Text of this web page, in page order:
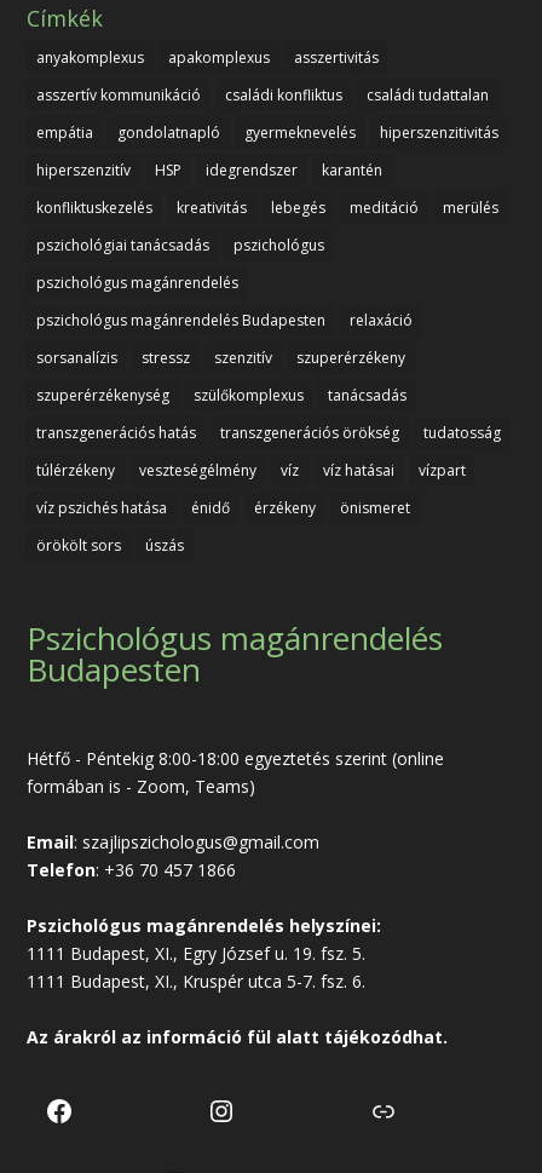
Címkék
anyakomplexus apakomplexus
asszertivitás
asszertív kommunikáció
családi konfliktus
családi tudattalan
empátia
gondolatnapló gyermeknevelés
hiperszenzitivitás
hiperszenzitív
HSP idegrendszer
karantén
konfliktuskezelés
kreativitás lebegés meditáció
merülés
pszichológiai tanácsadás
pszichológus
pszichológus magánrendelés
pszichológus magánrendelés Budapesten
relaxáció
sorsanalízis
stressz szenzitív
szuperérzékeny
szuperérzékenység
szülőkomplexus
tanácsadás
transzgenerációs hatás
transzgenerációs örökség
tudatosság
túlérzékeny
veszteségélmény víz víz hatásai
vízpart
víz pszichés hatása
énidő érzékeny
önismeret
örökölt sors
úszás
Pszichológus magánrendelés
Budapesten
Hétfő - Péntekig 8:00-18:00 egyeztetés szerint (online
formában is - Zoom, Teams)
Email: szajlipszichologus@gmail.com
Telefon: +36 70 457 1866
Pszichológus magánrendelés helyszínei:
1111 Budapest, XI., Egry József u. 19. fsz. 5.
1111 Budapest, XI., Kruspér utca 5-7. fsz. 6.
Az árakról az információ fül alatt tájékozódhat.
Facebook Instagram Link